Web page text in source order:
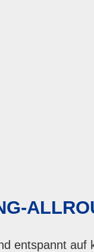
entspannt auf